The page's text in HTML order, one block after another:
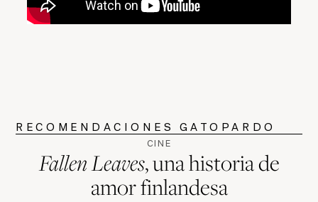
RECOMENDACIONES GATOPARDO
CINE
Fallen Leaves, una historia de
amor finlandesa